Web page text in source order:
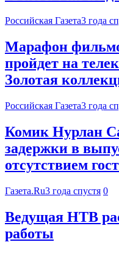
Российская Газета3 года
Марафон
пройдет на
Золотая
Российская Газета3 года
Комик Нурлан
задержки в
отсутствием
Газета.Ru3 года спустя 0
Ведущая НТВ
работы